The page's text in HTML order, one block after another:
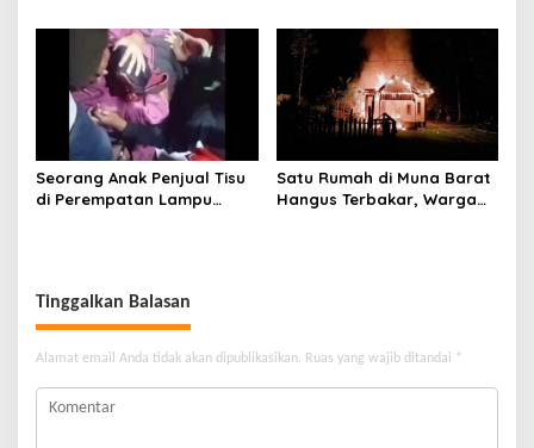
Dihantam Angin dan Ombak
Diduga Terkait Tanah
Seorang Anak Penjual Tisu
di Perempatan Lampu
Satu Rumah di Muna Barat
Hangus Terbakar, Warga
Tinggalkan Balasan
Alamat email Anda tidak akan dipublikasikan. Ruas yang wajib ditandai *